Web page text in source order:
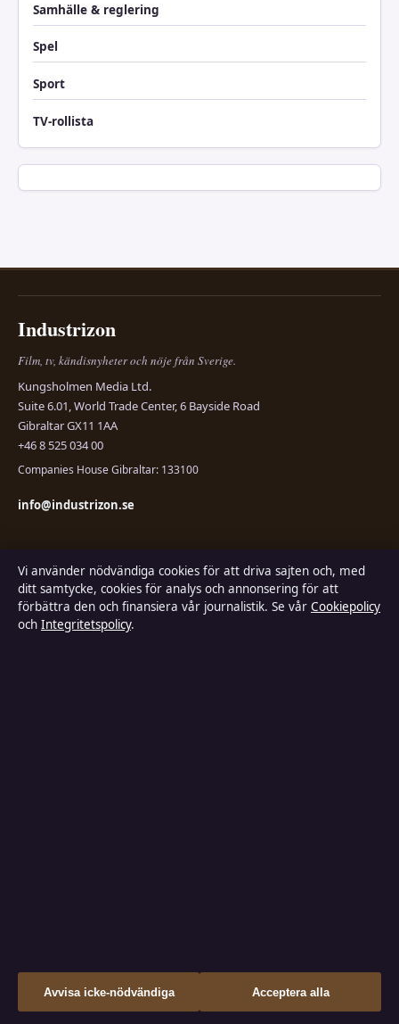
Samhälle & reglering
Spel
Sport
TV-rollista
Industrizon
Film, tv, kändisnyheter och nöje från Sverige.
Kungsholmen Media Ltd.
Suite 6.01, World Trade Center, 6 Bayside Road
Gibraltar GX11 1AA
+46 8 525 034 00
Companies House Gibraltar: 133100
info@industrizon.se
KONTAKTA OSS
Allmänt:
info@industrizon.se
OM OSS
Om oss
Nöje
Vi använder nödvändiga cookies för att driva sajten och, med
ditt samtycke, cookies för analys och annonsering för att
förbättra den och finansiera vår journalistik. Se vår Cookiepolicy
och Integritetspolicy.
Avvisa icke-nödvändiga Acceptera alla